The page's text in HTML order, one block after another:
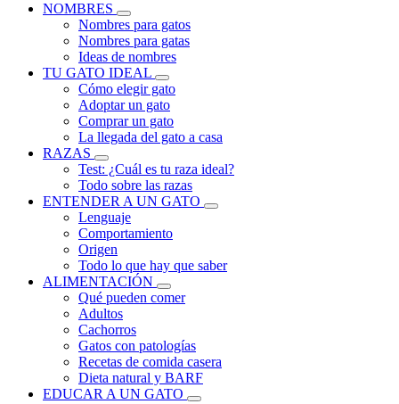
NOMBRES
Nombres para gatos
Nombres para gatas
Ideas de nombres
TU GATO IDEAL
Cómo elegir gato
Adoptar un gato
Comprar un gato
La llegada del gato a casa
RAZAS
Test: ¿Cuál es tu raza ideal?
Todo sobre las razas
ENTENDER A UN GATO
Lenguaje
Comportamiento
Origen
Todo lo que hay que saber
ALIMENTACIÓN
Qué pueden comer
Adultos
Cachorros
Gatos con patologías
Recetas de comida casera
Dieta natural y BARF
EDUCAR A UN GATO